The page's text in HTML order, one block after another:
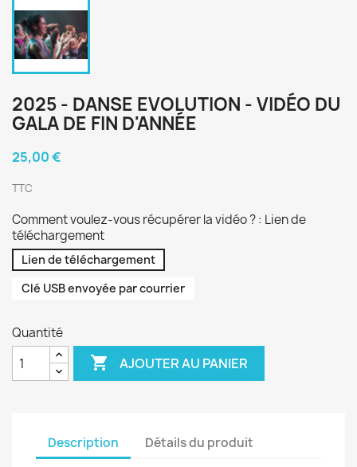
2025 - DANSE EVOLUTION - VIDÉO DU
GALA DE FIN D'ANNÉE
25,00 €
TTC
Comment voulez-vous récupérer la vidéo ? : Lien de
téléchargement
Lien de téléchargement
Clé USB envoyée par courrier
Quantité
 AJOUTER AU PANIER
Description Détails du produit